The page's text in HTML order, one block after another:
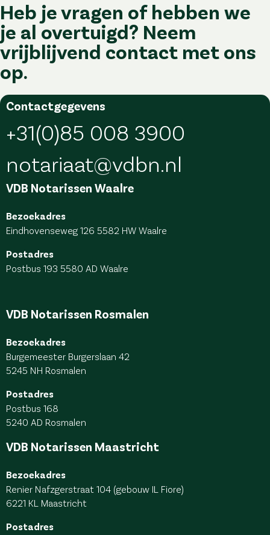
Heb je vragen of hebben we
je al overtuigd? Neem
vrijblijvend contact met ons
op.
Contactgegevens
+31(0)85 008 3900
notariaat@vdbn.nl
VDB Notarissen Waalre
Bezoekadres
Eindhovenseweg 126 5582 HW Waalre
Postadres
Postbus 193 5580 AD Waalre
VDB Notarissen Rosmalen
Bezoekadres
Burgemeester Burgerslaan 42
5245 NH Rosmalen
Postadres
Postbus 168
5240 AD Rosmalen
VDB Notarissen Maastricht
Bezoekadres
Renier Nafzgerstraat 104 (gebouw IL Fiore)
6221 KL Maastricht
Postadres